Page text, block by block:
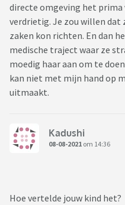
directe omgeving het
verdrietig. Je zou willen dat
zaken kon richten. En dan
medische traject waar ze
moedig haar aan om te
kan niet met mijn hand op
uitmaakt.
Kadushi
08-08-2021 om 14:36
Hoe vertelde jouw kind het?